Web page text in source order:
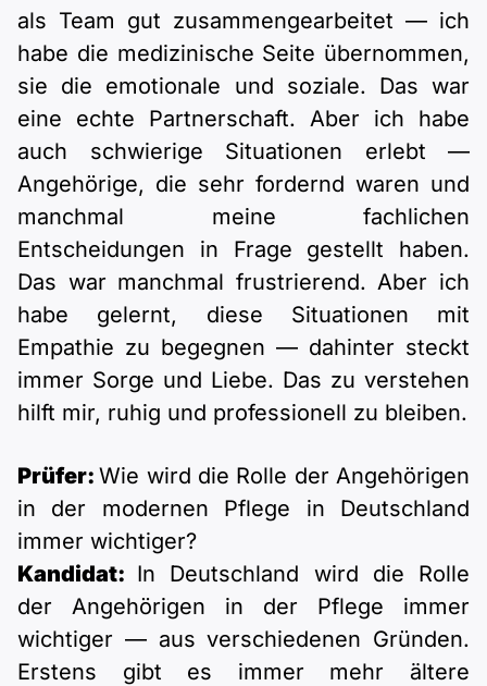
als Team gut zusammengearbeitet — ich
habe die medizinische Seite übernommen,
sie die emotionale und soziale. Das war
eine echte Partnerschaft. Aber ich habe
auch schwierige Situationen erlebt —
Angehörige, die sehr fordernd waren und
manchmal meine fachlichen
Entscheidungen in Frage gestellt haben.
Das war manchmal frustrierend. Aber ich
habe gelernt, diese Situationen mit
Empathie zu begegnen — dahinter steckt
immer Sorge und Liebe. Das zu verstehen
hilft mir, ruhig und professionell zu bleiben.
Prüfer:Wie wird die Rolle der Angehörigen
in der modernen Pflege in Deutschland
immer wichtiger?
Kandidat: In Deutschland wird die Rolle
der Angehörigen in der Pflege immer
wichtiger — aus verschiedenen Gründen.
Erstens gibt es immer mehr ältere